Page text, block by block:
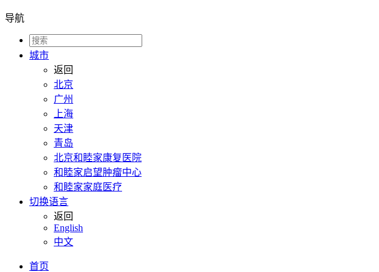
导航
城市
返回
北京
广州
上海
天津
青岛
北京和睦家康复医院
和睦家启望肿瘤中心
和睦家家庭医疗
切换语言
返回
English
中文
首页